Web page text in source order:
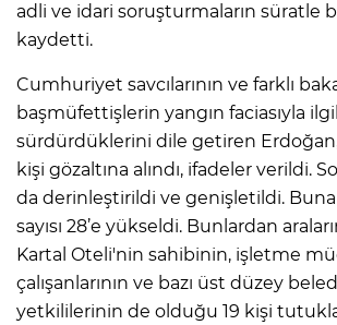
adli ve idari soruşturmaların süratle
kaydetti.
Cumhuriyet savcılarının ve farklı
başmüfettişlerin yangın faciasıyla
sürdürdüklerini dile getiren
kişi gözaltına alındı, ifadeler verildi.
da derinleştirildi ve genişletildi. Buna
sayısı 28’e yükseldi. Bunlardan
Kartal Oteli'nin sahibinin, işletme
çalışanlarının ve bazı üst düzey
yetkililerinin de olduğu 19 kişi